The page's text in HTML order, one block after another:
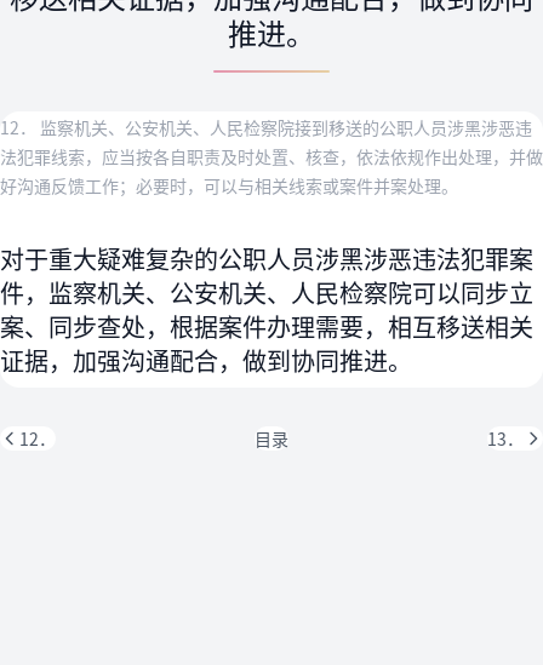
推进。
12． 监察机关、公安机关、人民检察院接到移送的公职人员涉黑涉恶违
法犯罪线索，应当按各自职责及时处置、核查，依法依规作出处理，并做
好沟通反馈工作；必要时，可以与相关线索或案件并案处理。
对于重大疑难复杂的公职人员涉黑涉恶违法犯罪案
件，监察机关、公安机关、人民检察院可以同步立
案、同步查处，根据案件办理需要，相互移送相关
证据，加强沟通配合，做到协同推进。
12． 目录 13．